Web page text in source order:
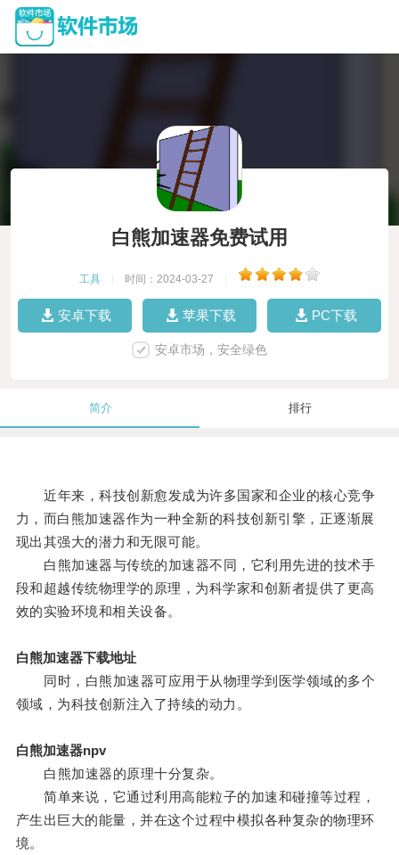
白熊加速器免费试用
工具 时间：2024-03-27
安卓下载 苹果下载 PC下载
安卓市场，安全绿色
简介 排行
近年来，科技创新愈发成为许多国家和企业的核心竞争
力，而白熊加速器作为一种全新的科技创新引擎，正逐渐展
现出其强大的潜力和无限可能。
白熊加速器与传统的加速器不同，它利用先进的技术手
段和超越传统物理学的原理，为科学家和创新者提供了更高
效的实验环境和相关设备。
白熊加速器下载地址
同时，白熊加速器可应用于从物理学到医学领域的多个
领域，为科技创新注入了持续的动力。
白熊加速器npv
白熊加速器的原理十分复杂。
简单来说，它通过利用高能粒子的加速和碰撞等过程，
产生出巨大的能量，并在这个过程中模拟各种复杂的物理环
境。